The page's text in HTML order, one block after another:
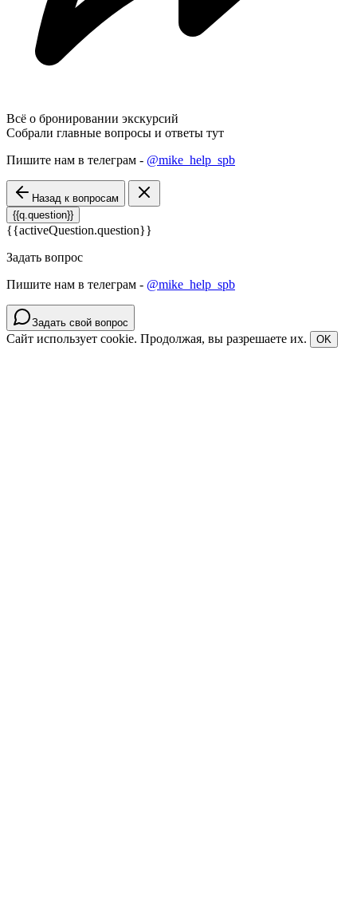
Всё о бронировании экскурсий
Собрали главные вопросы и ответы тут
Пишите нам в телеграм - @mike_help_spb
Назад к вопросам
{{q.question}}
{{activeQuestion.question}}
Задать вопрос
Пишите нам в телеграм - @mike_help_spb
Задать свой вопрос
Сайт использует cookie. Продолжая, вы разрешаете их. OK